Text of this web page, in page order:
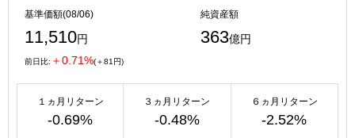
基準価額(08/06)
11,510円
純資産額
363億円
前日比: ＋0.71%(＋81円)
１ヵ月リターン
-0.69%
３ヵ月リターン
-0.48%
６ヵ月リターン
-2.52%